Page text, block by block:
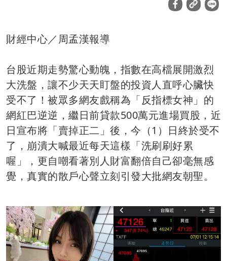
財經中心／周孟漢報導
台股近期走勢驚心動魄，指數在高檔展開激烈
大洗盤，讓不少天天盯盤的投資人直呼心臟快
受不了！被眾多網友戲稱為「反指標女神」的
網紅巴逆逆，繼日前貸款500萬元進場買股，近
日宣布將「賣掉正二」後，今（1）日終於受不
了，崩潰大喊最近每天這樣「洗刷刷好累
喔」，更自嘲看著別人財富翻倍自己卻毫無感
覺，真實的散戶心聲立刻引發大批網友朝聖。